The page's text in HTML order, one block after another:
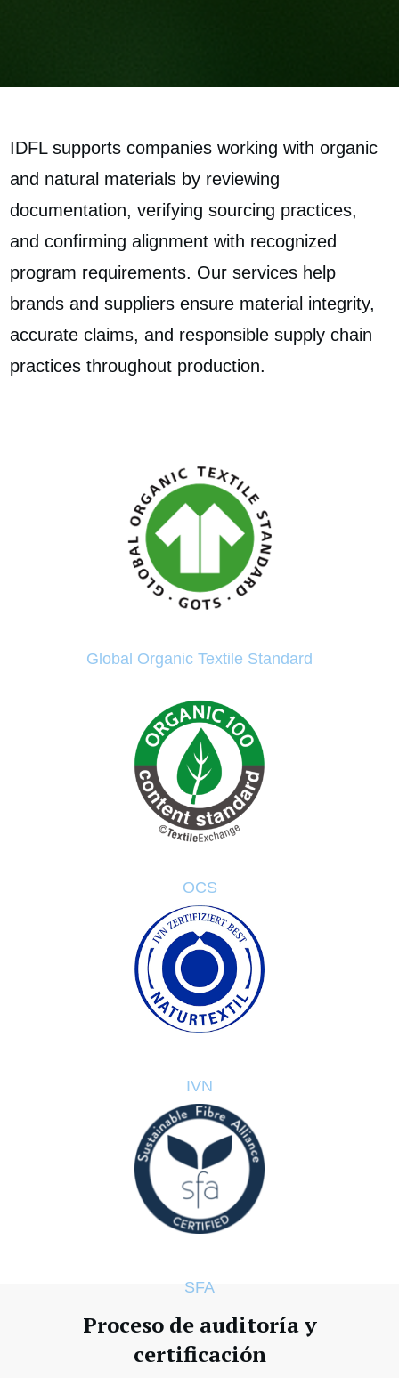
IDFL supports companies working with organic
and natural materials by reviewing
documentation, verifying sourcing practices,
and confirming alignment with recognized
program requirements. Our services help
brands and suppliers ensure material integrity,
accurate claims, and responsible supply chain
practices throughout production.
Global Organic Textile Standard
OCS
IVN
SFA
Proceso de auditoría y
certificación